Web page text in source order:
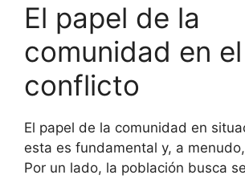
El papel de la
comunidad en el
conflicto
El papel de la comunidad en
esta es fundamental y, a
Por un lado, la población busca